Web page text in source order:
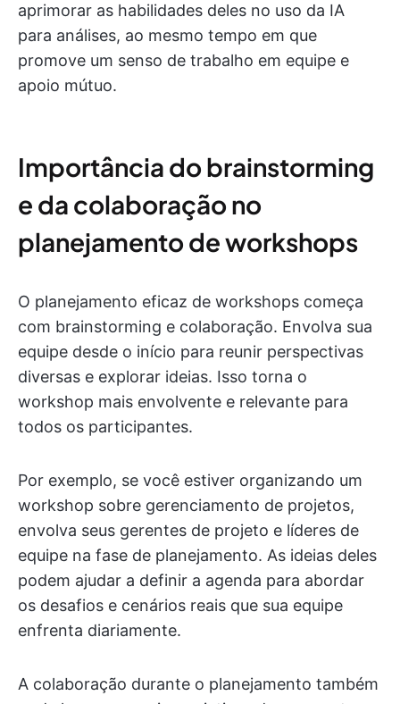
aprimorar as habilidades deles no uso da IA
para análises, ao mesmo tempo em que
promove um senso de trabalho em equipe e
apoio mútuo.
Importância do brainstorming
e da colaboração no
planejamento de workshops
O planejamento eficaz de workshops começa
com brainstorming e colaboração. Envolva sua
equipe desde o início para reunir perspectivas
diversas e explorar ideias. Isso torna o
workshop mais envolvente e relevante para
todos os participantes.
Por exemplo, se você estiver organizando um
workshop sobre gerenciamento de projetos,
envolva seus gerentes de projeto e líderes de
equipe na fase de planejamento. As ideias deles
podem ajudar a definir a agenda para abordar
os desafios e cenários reais que sua equipe
enfrenta diariamente.
A colaboração durante o planejamento também